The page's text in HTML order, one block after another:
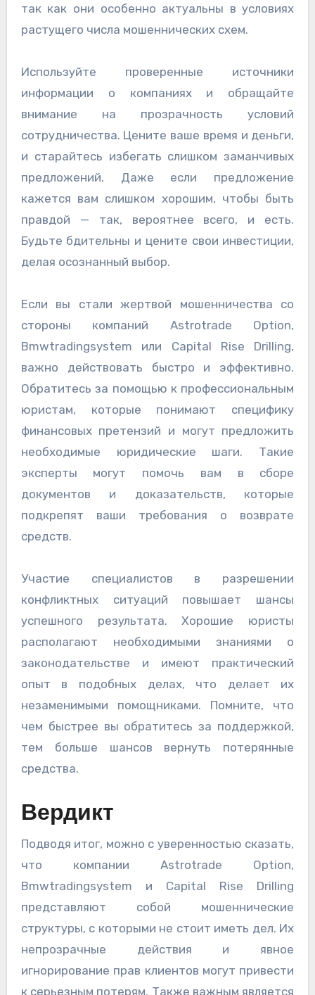
так как они особенно актуальны в условиях
растущего числа мошеннических схем.
Используйте проверенные источники
информации о компаниях и обращайте
внимание на прозрачность условий
сотрудничества. Цените ваше время и деньги,
и старайтесь избегать слишком заманчивых
предложений. Даже если предложение
кажется вам слишком хорошим, чтобы быть
правдой — так, вероятнее всего, и есть.
Будьте бдительны и цените свои инвестиции,
делая осознанный выбор.
Если вы стали жертвой мошенничества со
стороны компаний Astrotrade Option,
Bmwtradingsystem или Capital Rise Drilling,
важно действовать быстро и эффективно.
Обратитесь за помощью к профессиональным
юристам, которые понимают специфику
финансовых претензий и могут предложить
необходимые юридические шаги. Такие
эксперты могут помочь вам в сборе
документов и доказательств, которые
подкрепят ваши требования о возврате
средств.
Участие специалистов в разрешении
конфликтных ситуаций повышает шансы
успешного результата. Хорошие юристы
располагают необходимыми знаниями о
законодательстве и имеют практический
опыт в подобных делах, что делает их
незаменимыми помощниками. Помните, что
чем быстрее вы обратитесь за поддержкой,
тем больше шансов вернуть потерянные
средства.
Вердикт
Подводя итог, можно с уверенностью сказать,
что компании Astrotrade Option,
Bmwtradingsystem и Capital Rise Drilling
представляют собой мошеннические
структуры, с которыми не стоит иметь дел. Их
непрозрачные действия и явное
игнорирование прав клиентов могут привести
к серьезным потерям. Также важным является